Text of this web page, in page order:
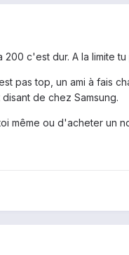
c'est dur. A la limite
pas top, un ami à fais
de chez Samsung.
même ou d'acheter un